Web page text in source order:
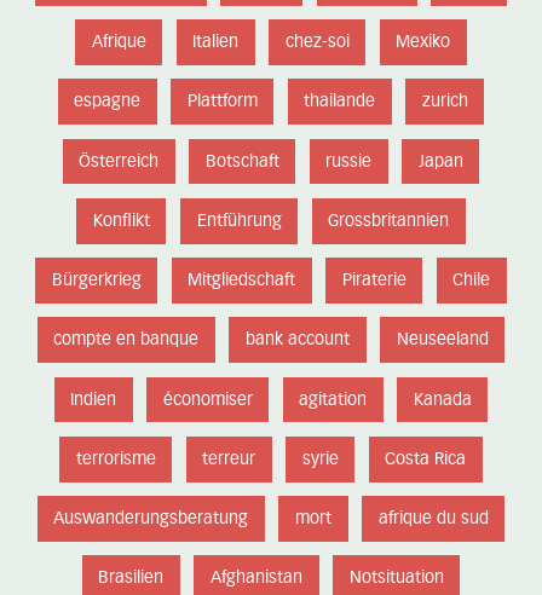
Afrique Italien chez-soi Mexiko
espagne Plattform thailande zurich
Österreich Botschaft russie Japan
Konflikt Entführung Grossbritannien
Bürgerkrieg Mitgliedschaft Piraterie Chile
compte en banque bank account Neuseeland
Indien économiser agitation Kanada
terrorisme terreur syrie Costa Rica
Auswanderungsberatung mort afrique du sud
Brasilien Afghanistan Notsituation